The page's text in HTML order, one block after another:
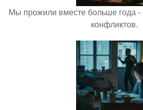
Мы прожили вместе больше года -
конфликтов.